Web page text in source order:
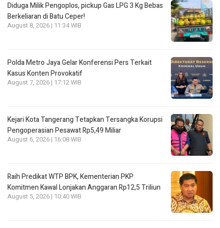
Diduga Milik Pengoplos, pickup Gas LPG 3 Kg Bebas
Berkeliaran di Batu Ceper!
August 8, 2026 | 11:34 WIB
Polda Metro Jaya Gelar Konferensi Pers Terkait
Kasus Konten Provokatif
August 7, 2026 | 17:12 WIB
Kejari Kota Tangerang Tetapkan Tersangka Korupsi
Pengoperasian Pesawat Rp5,49 Miliar
August 6, 2026 | 16:08 WIB
Raih Predikat WTP BPK, Kementerian PKP
Komitmen Kawal Lonjakan Anggaran Rp12,5 Triliun
August 5, 2026 | 10:40 WIB